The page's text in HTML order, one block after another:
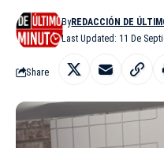
Last Updated: 11 De
ByREDACCIÓN DE
Share